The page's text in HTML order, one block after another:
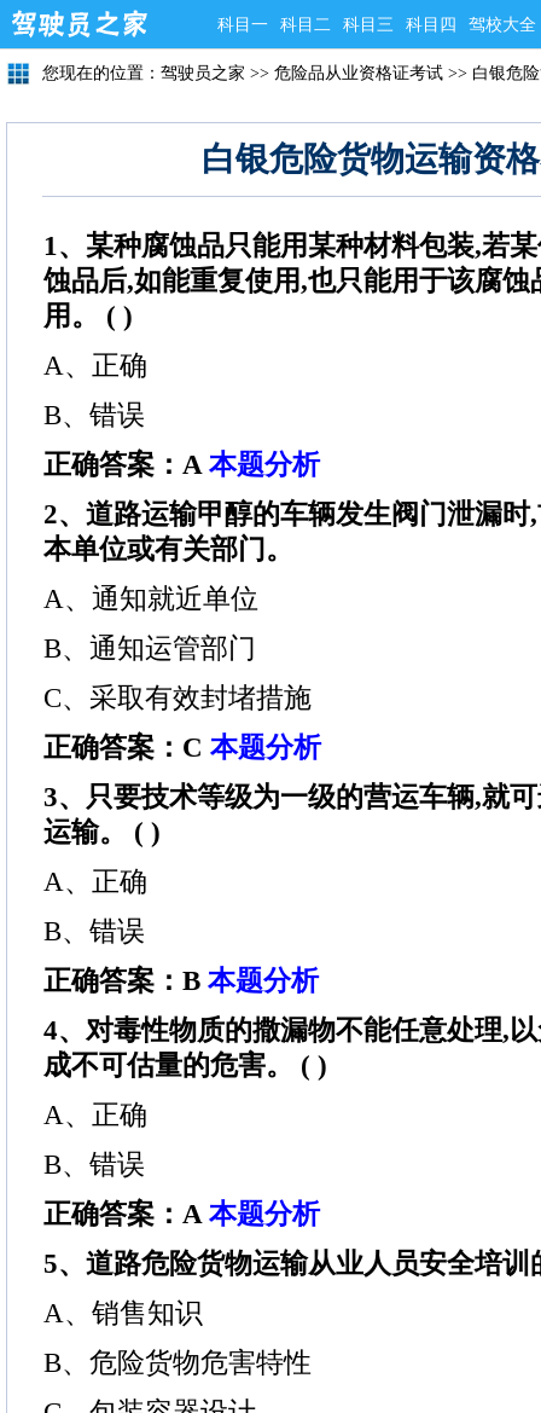
科目一 科目二 科目三 科目四 驾校大全
您现在的位置： 驾驶员之家 >> 危险品从业资格证考试 >> 白银危
白银危险货物运输资
1、某种腐蚀品只能用某种材料包装,若
蚀品后,如能重复使用,也只能用于该腐蚀
用。 ( )
A、正确
B、错误
正确答案：A 本题分析
2、道路运输甲醇的车辆发生阀门泄漏时
本单位或有关部门。
A、通知就近单位
B、通知运管部门
C、采取有效封堵措施
正确答案：C 本题分析
3、只要技术等级为一级的营运车辆,就
运输。 ( )
A、正确
B、错误
正确答案：B 本题分析
4、对毒性物质的撒漏物不能任意处理,
成不可估量的危害。 ( )
A、正确
B、错误
正确答案：A 本题分析
5、道路危险货物运输从业人员安全培训
A、销售知识
B、危险货物危害特性